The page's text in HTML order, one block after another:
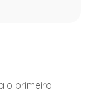
o primeiro!